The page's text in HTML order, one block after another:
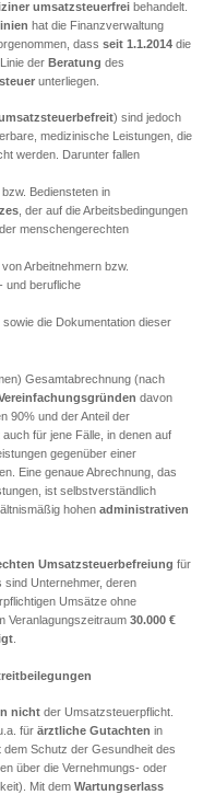
umsatzsteuerfrei behandelt.
hat die Finanzverwaltung
dass seit 1.1.2014 die
der Beratung des
unterliegen.
) sind jedoch
medizinische Leistungen, die
werden. Darunter fallen
Bediensteten in
, der auf die Arbeitsbedingungen
menschengerechten
von Arbeitnehmern bzw.
und berufliche
sowie die Dokumentation dieser
Gesamtabrechnung (nach
davon
90% und der Anteil der
für jene Fälle, in denen auf
gegenüber einer
Eine genaue Abrechnung, das
ist selbstverständlich
hohen administrativen
Umsatzsteuerbefreiung für
sind Unternehmer, deren
Umsätze ohne
Veranlagungszeitraum 30.000 €
nicht der Umsatzsteuerpflicht.
für ärztliche Gutachten in
Schutz der Gesundheit des
über die Vernehmungs- oder
Mit dem Wartungserlass